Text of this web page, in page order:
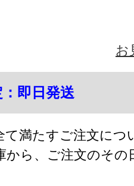
お
即日発送
満たすご注文につ
から、ご注文のそ